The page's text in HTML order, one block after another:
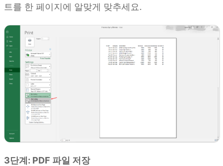
트를 한 페이지에 알맞게 맞추세요.
3단계: PDF 파일 저장